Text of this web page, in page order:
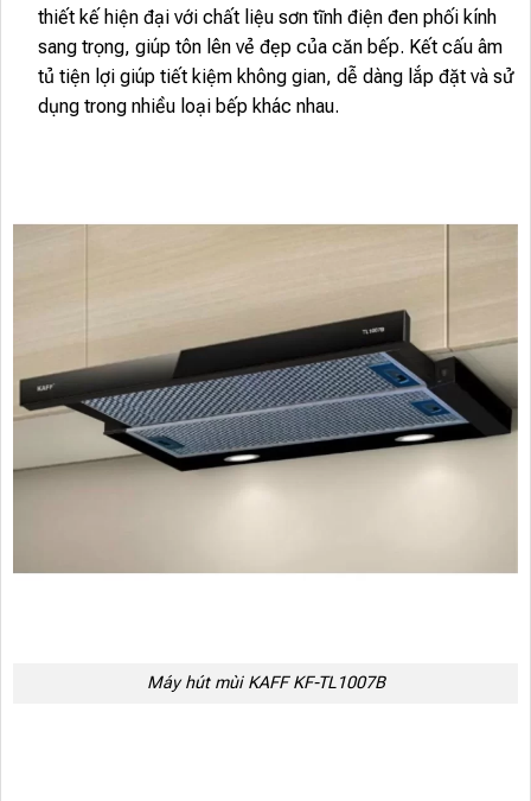
thiết kế hiện đại với chất liệu sơn tĩnh điện đen phối kính
sang trọng, giúp tôn lên vẻ đẹp của căn bếp. Kết cấu âm
tủ tiện lợi giúp tiết kiệm không gian, dễ dàng lắp đặt và sử
dụng trong nhiều loại bếp khác nhau.
Máy hút mùi KAFF KF-TL1007B